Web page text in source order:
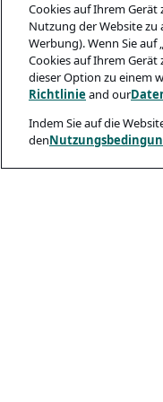
Cookies auf Ihrem
Nutzung der Website
Werbung). Wenn Sie
Cookies auf Ihrem Gerät
dieser Option zu einem
Richtlinieand our
Indem Sie auf die
den